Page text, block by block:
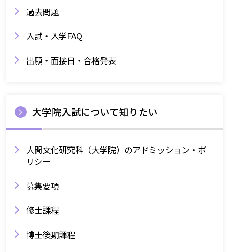
過去問題
入試・入学FAQ
出願・面接日・合格発表
大学院入試について知りたい
人間文化研究科（大学院）のアドミッション・ポ
リシー
募集要項
修士課程
博士後期課程